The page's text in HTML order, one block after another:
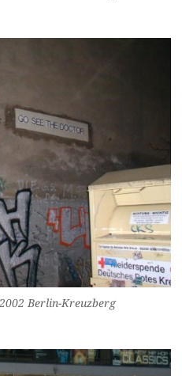
Berlin-Kreuzberg